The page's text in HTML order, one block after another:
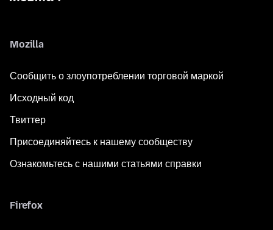
Mozilla
Сообщить о злоупотреблении торговой маркой
Исходный код
Твиттер
Присоединяйтесь к нашему сообществу
Ознакомьтесь с нашими статьями справки
Firefox